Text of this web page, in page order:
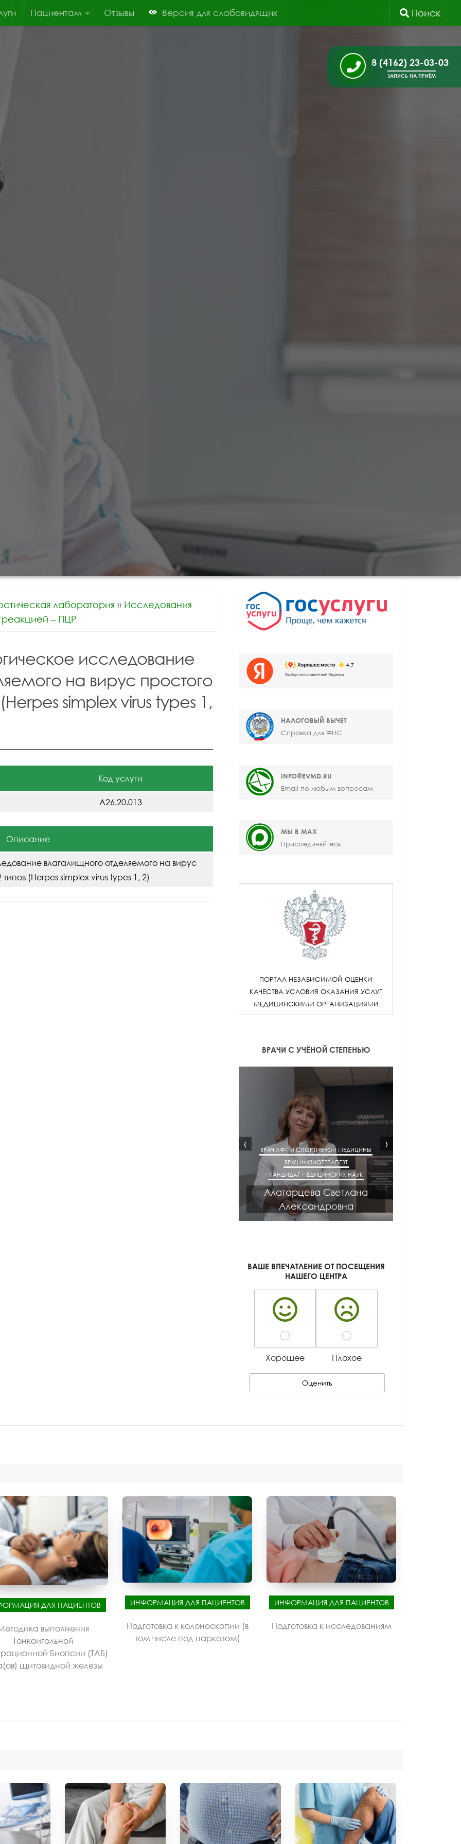
Пациентам Отзывы Версия для слабовидящих Поиск
8 (4162) 23-03-03
ЗАПИСЬ НА ПРИЁМ
лаборатория » Исследования
– ПЦР
исследование
на вирус простого
simplex virus types 1,
Код услуги
A26.20.013
Описание
влагалищного отделяемого на вирус
(Herpes simplex virus types 1, 2)
НАЛОГОВЫЙ ВЫЧЕТ
Справка для ФНС
INFO@EVMD.RU
Email по любым вопросам
МЫ В MAX
Присоединяйтесь
ПОРТАЛ НЕЗАВИСИМОЙ ОЦЕНКИ
КАЧЕСТВА УСЛОВИЯ ОКАЗАНИЯ УСЛУГ
МЕДИЦИНСКИМИ ОРГАНИЗАЦИЯМИ
ВРАЧИ С УЧЁНОЙ СТЕПЕНЬЮ
ВРАЧ ЛФК И СПОРТИВНОЙ МЕДИЦИНЫ
ВРАЧ ФИЗИОТЕРАПЕВТ
КАНДИДАТ МЕДИЦИНСКИХ НАУК
Алатарцева Светлана
Александровна
‹ ›
ВАШЕ ВПЕЧАТЛЕНИЕ ОТ ПОСЕЩЕНИЯ
НАШЕГО ЦЕНТРА
Хорошее Плохое
Оценить
ДЛЯ ПАЦИЕНТОВ
выполнения
Тонкоигольной
Биопсии (ТАБ)
щитовидной железы
ИНФОРМАЦИЯ ДЛЯ ПАЦИЕНТОВ
Подготовка к колоноскопии (в
том числе под наркозом)
ИНФОРМАЦИЯ ДЛЯ ПАЦИЕНТОВ
Подготовка к исследованиям